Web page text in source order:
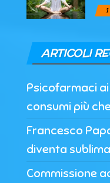
ARTICOLI
Psicofarmaci
consumi più
Francesco
diventa
Commissione